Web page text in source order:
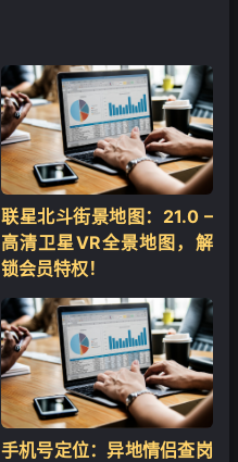
联星北斗街景地图：21.0 –
高清卫星VR全景地图，解
锁会员特权！
手机号定位：异地情侣查岗